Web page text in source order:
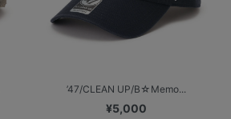
’47/CLEAN UP/B☆Memo...
¥5,000